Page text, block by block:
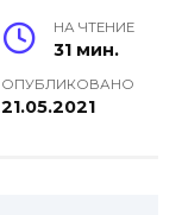
НА ЧТЕНИЕ
31 мин.
ОПУБЛИКОВАНО
21.05.2021